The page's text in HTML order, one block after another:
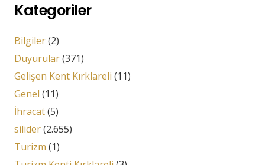
Kategoriler
Bilgiler(2)
Duyurular(371)
Gelişen Kent Kırklareli (11)
Genel (11)
İhracat(5)
silider(2.655)
Turizm (1)